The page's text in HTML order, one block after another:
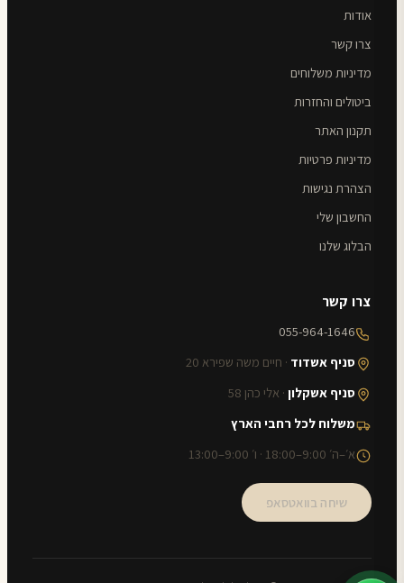
אודות
צרו קשר
מדיניות משלוחים
ביטולים והחזרות
תקנון האתר
מדיניות פרטיות
הצהרת נגישות
החשבון שלי
הבלוג שלנו
צרו קשר
055-964-1646
סניף אשדוד · חיים משה שפירא 20
סניף אשקלון · אלי כהן 58
משלוח לכל רחבי הארץ
א׳–ה׳ 9:00–18:00 · ו׳ 9:00–13:00
שיחה בוואטסאפ